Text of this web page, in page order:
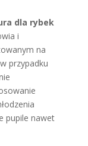
dla rybek
i
na
przypadku
pupile nawet